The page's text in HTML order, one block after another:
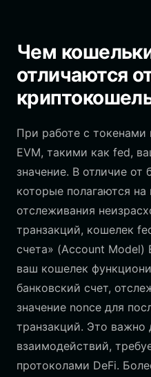
Чем
отличаются
При работе с токенами
EVM, такими как fed,
значение. В отличие от
которые полагаются на
отслеживания
транзакций, кошелек
счета» (Account Model)
ваш кошелек
банковский счет,
значение nonce для
транзакций. Это важно
взаимодействий,
протоколами DeFi.